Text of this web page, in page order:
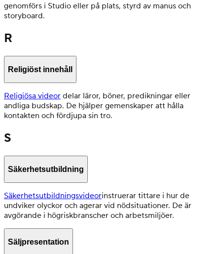
genomförs i Studio eller på plats, styrd av manus och
storyboard.
R
Religiöst innehåll
Religiösa videor delar läror, böner, predikningar eller
andliga budskap. De hjälper gemenskaper att hålla
kontakten och fördjupa sin tro.
S
Säkerhetsutbildning
Säkerhetsutbildningsvideorinstruerar tittare i hur de
undviker olyckor och agerar vid nödsituationer. De är
avgörande i högriskbranscher och arbetsmiljöer.
Säljpresentation